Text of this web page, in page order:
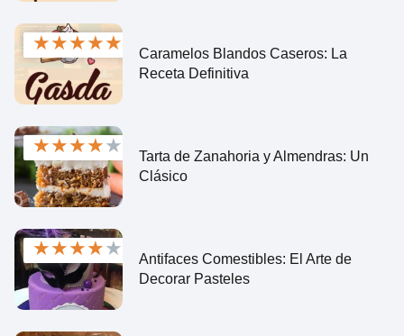
★★★★★
Caramelos Blandos Caseros: La
Receta Definitiva
★★★★★
Tarta de Zanahoria y Almendras: Un
Clásico
★★★★★
Antifaces Comestibles: El Arte de
Decorar Pasteles